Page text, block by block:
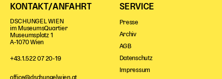
KONTAKT/ANFAHRT
DSCHUNGEL WIEN
im MuseumsQuartier
Museumsplatz 1
A-1070 Wien
+43.1.522 07 20-19
office@dschungelwien.at
SERVICE
Presse
Archiv
AGB
Datenschutz
Impressum